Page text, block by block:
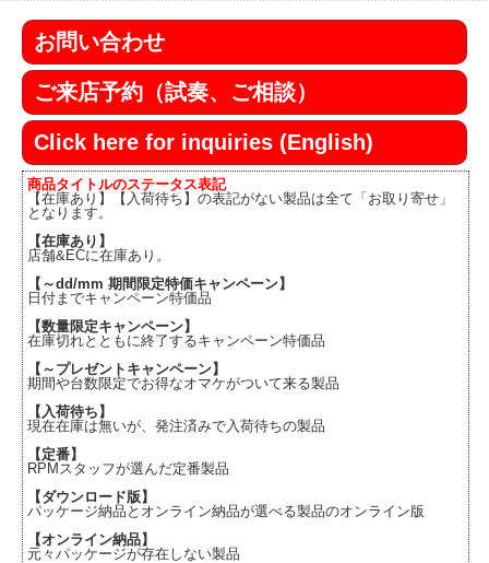
お問い合わせ
ご来店予約（試奏、ご相談）
Click here for inquiries (English)
商品タイトルのステータス表記
【在庫あり】【入荷待ち】の表記がない製品は全て「お取り寄せ」
となります。
【在庫あり】
店舗&ECに在庫あり。
【～dd/mm 期間限定特価キャンペーン】
日付までキャンペーン特価品
【数量限定キャンペーン】
在庫切れとともに終了するキャンペーン特価品
【～プレゼントキャンペーン】
期間や台数限定でお得なオマケがついて来る製品
【入荷待ち】
現在在庫は無いが、発注済みで入荷待ちの製品
【定番】
RPMスタッフが選んだ定番製品
【ダウンロード版】
パッケージ納品とオンライン納品が選べる製品のオンライン版
【オンライン納品】
元々パッケージが存在しない製品